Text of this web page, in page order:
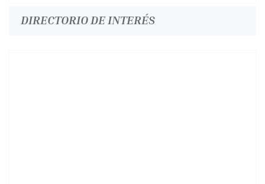
DIRECTORIO DE INTERÉS